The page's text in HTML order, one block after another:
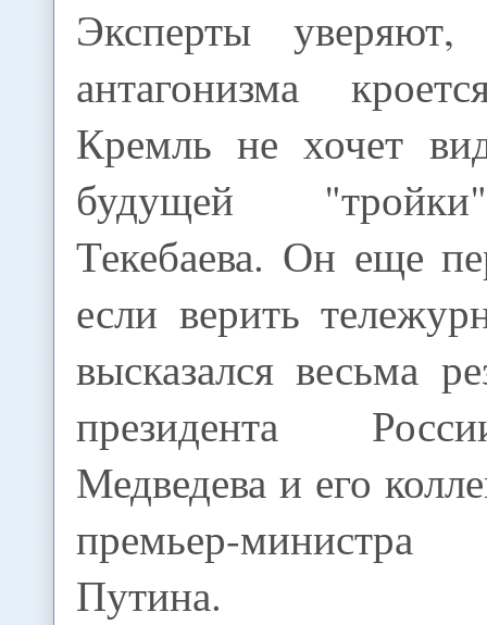
Эксперты
антагонизма
Кремль не хочет
будущей
Текебаева. Он еще
если верить
высказался весьма
президента
Медведева и его
премьер-
Путина.